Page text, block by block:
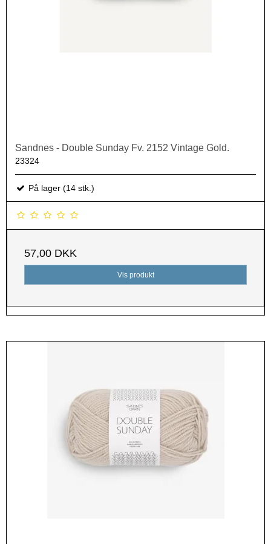
Sandnes - Double Sunday Fv. 2152 Vintage Gold.
23324
På lager (14 stk.)
57,00 DKK
Vis produkt